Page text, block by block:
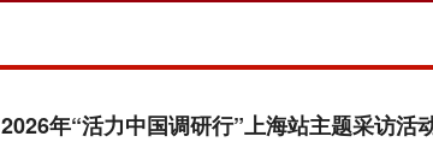
2026年“活力中国调研行”上海站主题采访活